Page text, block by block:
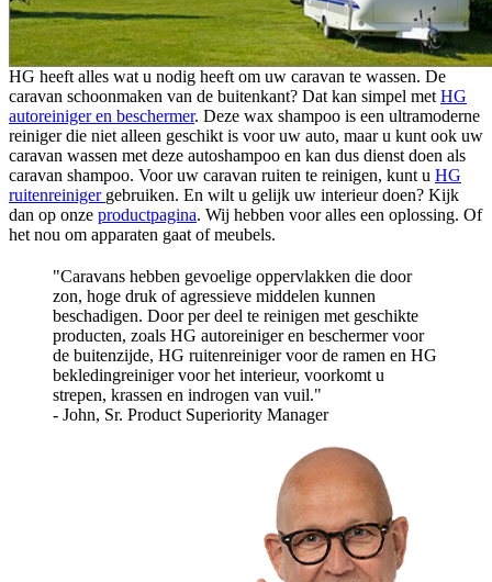
HG heeft alles wat u nodig heeft om uw caravan te wassen. De
caravan schoonmaken van de buitenkant? Dat kan simpel met HG
autoreiniger en beschermer. Deze wax shampoo is een ultramoderne
reiniger die niet alleen geschikt is voor uw auto, maar u kunt ook uw
caravan wassen met deze autoshampoo en kan dus dienst doen als
caravan shampoo. Voor uw caravan ruiten te reinigen, kunt u HG
ruitenreiniger gebruiken. En wilt u gelijk uw interieur doen? Kijk
dan op onze productpagina. Wij hebben voor alles een oplossing. Of
het nou om apparaten gaat of meubels.
Caravans hebben gevoelige oppervlakken die door
zon, hoge druk of agressieve middelen kunnen
beschadigen. Door per deel te reinigen met geschikte
producten, zoals HG autoreiniger en beschermer voor
de buitenzijde, HG ruitenreiniger voor de ramen en HG
bekledingreiniger voor het interieur, voorkomt u
strepen, krassen en indrogen van vuil.
- John, Sr. Product Superiority Manager